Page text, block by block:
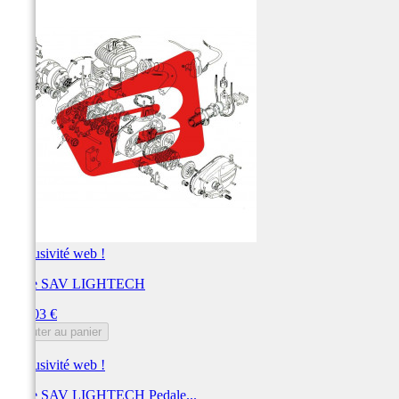
Exclusivité web !
Pièce SAV LIGHTECH
103,03 €
Ajouter au panier
Exclusivité web !
Pièce SAV LIGHTECH Pedale...